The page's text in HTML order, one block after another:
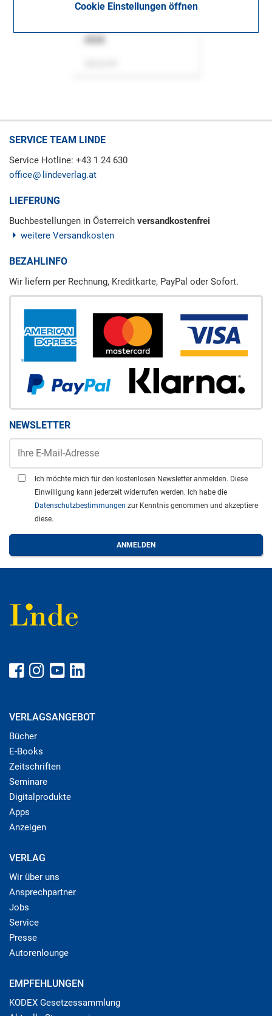
Cookie Einstellungen öffnen
SERVICE TEAM LINDE
Service Hotline: +43 1 24 630
office
lindeverlag.at
LIEFERUNG
Buchbestellungen in Österreich versandkostenfrei
weitere Versandkosten
BEZAHLINFO
Wir liefern per Rechnung, Kreditkarte, PayPal oder Sofort.
NEWSLETTER
Ich möchte mich für den kostenlosen Newsletter anmelden. Diese
Einwilligung kann jederzeit widerrufen werden. Ich habe die
Datenschutzbestimmungen zur Kenntnis genommen und akzeptiere
diese.
VERLAGSANGEBOT
Bücher
E-Books
Zeitschriften
Seminare
Digitalprodukte
Apps
Anzeigen
VERLAG
Wir über uns
Ansprechpartner
Jobs
Service
Presse
Autorenlounge
EMPFEHLUNGEN
KODEX Gesetzessammlung